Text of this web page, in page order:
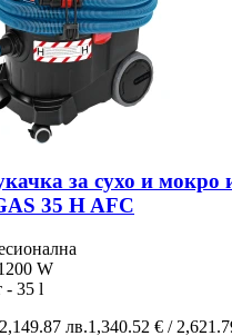
за сухо и мокро
35 H AFC
W
- 35 l
лв.1,340.52 € /